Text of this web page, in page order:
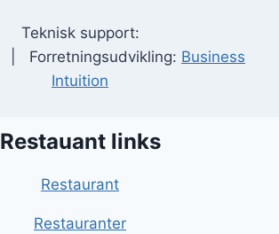
Teknisk support:
| Forretningsudvikling: Business
Intuition
Restauant links
Restaurant
Restauranter